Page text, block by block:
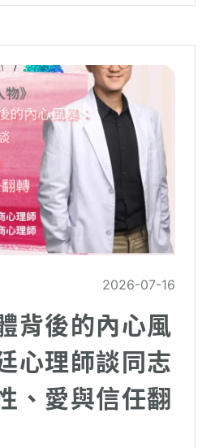
家庭系統之內。對許多父
2026-07-16
背後的內心風
心理師談同志
、愛與信任翻